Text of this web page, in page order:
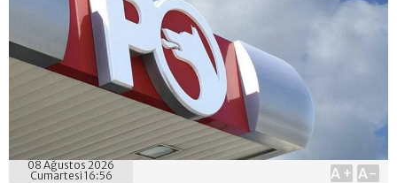
08 Ağustos 2026
Cumartesi 16:56
A+ A-